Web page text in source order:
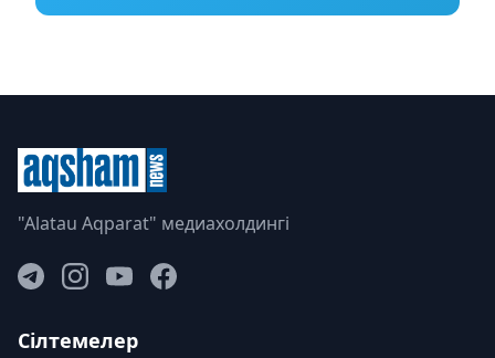
"Alatau Aqparat" медиахолдингі
Сілтемелер